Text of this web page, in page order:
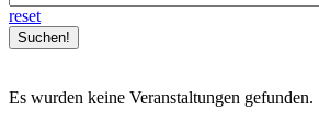
reset
Es wurden keine Veranstaltungen gefunden.